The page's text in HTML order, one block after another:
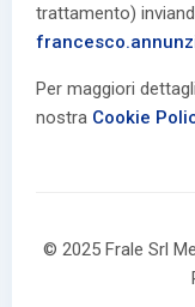
trattamento)
Per maggiori
nostra Cookie
© 2025 Frale Srl